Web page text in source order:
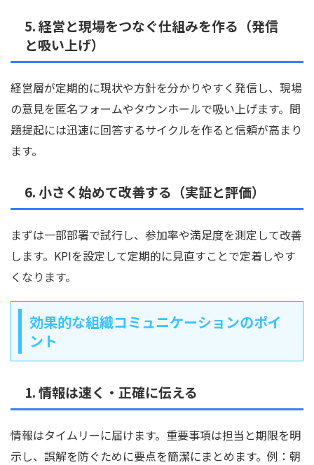
5. 経営と現場をつなぐ仕組みを作る（発信
と吸い上げ）
経営層が定期的に現状や方針を分かりやすく発信し、現場
の意見を匿名フォームやタウンホールで吸い上げます。問
題提起には迅速に回答するサイクルを作ると信頼が高まり
ます。
6. 小さく始めて改善する（実証と評価）
まずは一部部署で試行し、参加率や満足度を測定して改善
します。KPIを設定して定期的に見直すことで定着しやす
くなります。
効果的な組織コミュニケーションのポイ
ント
1. 情報は速く・正確に伝える
情報はタイムリーに届けます。重要事項は担当と期限を明
示し、誤解を防ぐために要点を簡潔にまとめます。例：朝